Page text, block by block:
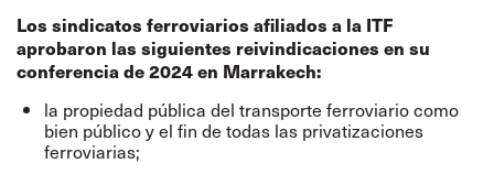
Los sindicatos ferroviarios afiliados a la ITF
aprobaron las siguientes reivindicaciones en su
conferencia de 2024 en Marrakech:
la propiedad pública del transporte ferroviario como
bien público y el fin de todas las privatizaciones
ferroviarias;